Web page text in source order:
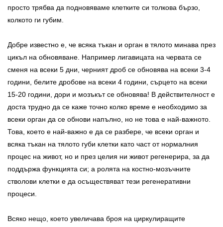
просто трябва да подновяваме клетките си толкова бързо,
колкото ги губим.
Добре известно е, че всяка тъкан и орган в тялото минава през
цикъл на обновяване. Например лигавицата на червата се
сменя на всеки 5 дни, черният дроб се обновява на всеки 3-4
години, белите дробове на всеки 4 години, сърцето на всеки
15-20 години, дори и мозъкът се обновява! В действителност е
доста трудно да се каже точно колко време е необходимо за
всеки орган да се обнови напълно, но не това е най-важното.
Това, което е най-важно е да се разбере, че всеки орган и
всяка тъкан на тялото губи клетки като част от нормалния
процес на живот, но и през целия ни живот регенерира, за да
поддържа функцията си; а ролята на костно-мозъчните
стволови клетки е да осъществяват тези регенеративни
процеси.
Всяко нещо, което увеличава броя на циркулиращите